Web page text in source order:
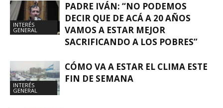
INTERÉS
GENERAL
PADRE IVÁN: “NO PODEMOS
DECIR QUE DE ACÁ A 20 AÑOS
VAMOS A ESTAR MEJOR
SACRIFICANDO A LOS POBRES”
INTERÉS
GENERAL
CÓMO VA A ESTAR EL CLIMA ESTE
FIN DE SEMANA